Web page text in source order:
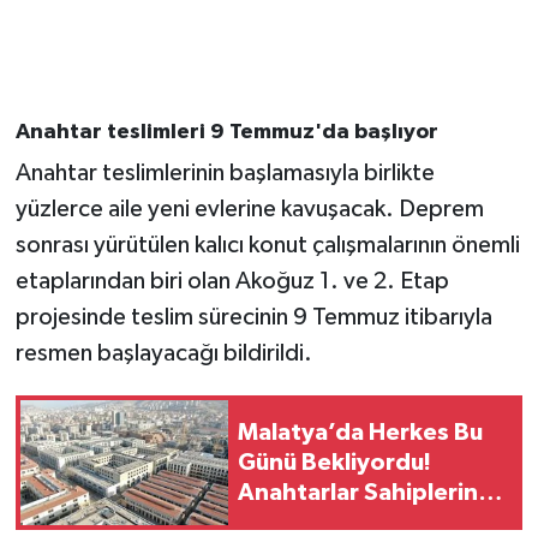
Anahtar teslimleri 9 Temmuz'da başlıyor
Anahtar teslimlerinin başlamasıyla birlikte
yüzlerce aile yeni evlerine kavuşacak. Deprem
sonrası yürütülen kalıcı konut çalışmalarının önemli
etaplarından biri olan Akoğuz 1. ve 2. Etap
projesinde teslim sürecinin 9 Temmuz itibarıyla
resmen başlayacağı bildirildi.
Malatya’da Herkes Bu
Günü Bekliyordu!
Anahtarlar Sahiplerini